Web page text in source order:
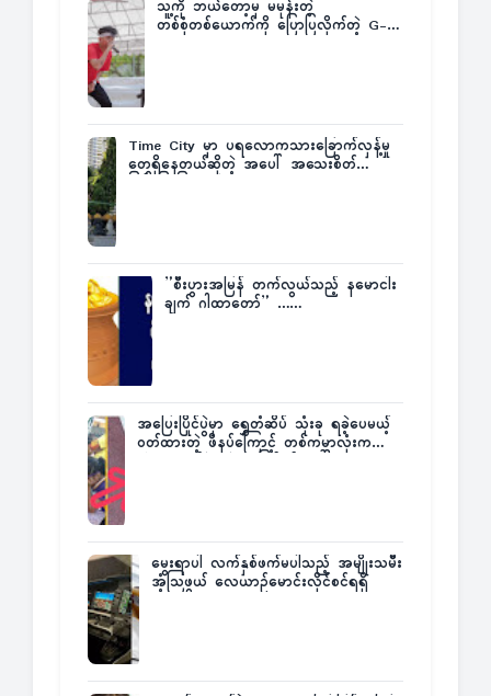
သူ့ကို ဘယ်တော့မှ မမုန်းတဲ့
တစ်စုံတစ်ယောက်ကို ပြောပြလိုက်တဲ့ G-
Time City မှာ ပရလောကသားခြောက်လှန့်မှု
တွေရှိနေတယ်ဆိုတဲ့ အပေါ် အသေးစိတ်
”စီးပွားအမြန် တက်လွယ်သည့် နမောငါး
ချက် ဂါထာတော်” ……
အပြေးပြိုင်ပွဲမှာ ရွှေတံဆိပ် သုံးခု ရခဲ့ပေမယ့်
ဝတ်ထားတဲ့ ဖိနပ်ကြောင့် တစ်ကမ္ဘာလုံးက
မွေးရာပါ လက်နှစ်ဖက်မပါသည့် အမျိုးသမီး
အံ့သြဖွယ် လေယာဉ်မောင်းလိုင်စင်ရရှိ